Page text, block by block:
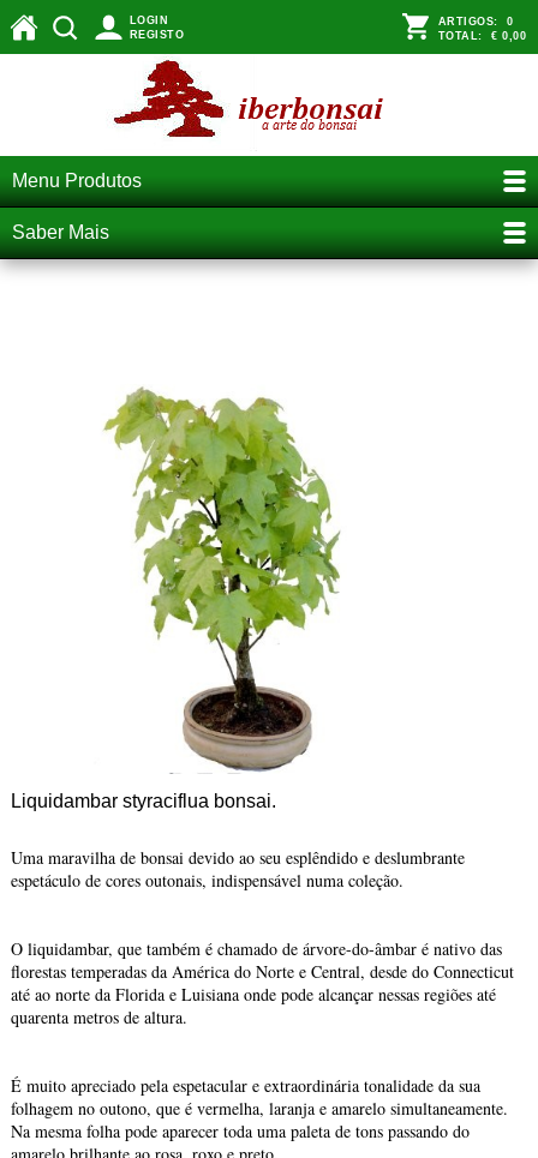
LOGIN
REGISTO
ARTIGOS: 0
TOTAL: € 0,00
Menu Produtos
Saber Mais
Liquidambar styraciflua bonsai.
Uma maravilha de bonsai devido ao seu esplêndido e deslumbrante
espetáculo de cores outonais, indispensável numa coleção.
O liquidambar, que também é chamado de árvore-do-âmbar é nativo das
florestas temperadas da América do Norte e Central, desde do Connecticut
até ao norte da Florida e Luisiana onde pode alcançar nessas regiões até
quarenta metros de altura.
É muito apreciado pela espetacular e extraordinária tonalidade da sua
folhagem no outono, que é vermelha, laranja e amarelo simultaneamente.
Na mesma folha pode aparecer toda uma paleta de tons passando do